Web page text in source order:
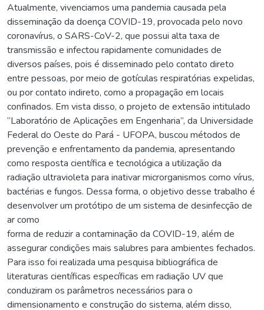
Atualmente, vivenciamos uma pandemia causada pela
disseminação da doença COVID-19, provocada pelo novo
coronavírus, o SARS-CoV-2, que possui alta taxa de
transmissão e infectou rapidamente comunidades de
diversos países, pois é disseminado pelo contato direto
entre pessoas, por meio de gotículas respiratórias expelidas,
ou por contato indireto, como a propagação em locais
confinados. Em vista disso, o projeto de extensão intitulado
“Laboratório de Aplicações em Engenharia”, da Universidade
Federal do Oeste do Pará - UFOPA, buscou métodos de
prevenção e enfrentamento da pandemia, apresentando
como resposta científica e tecnológica a utilização da
radiação ultravioleta para inativar microrganismos como vírus,
bactérias e fungos. Dessa forma, o objetivo desse trabalho é
desenvolver um protótipo de um sistema de desinfecção de
ar como
forma de reduzir a contaminação da COVID-19, além de
assegurar condições mais salubres para ambientes fechados.
Para isso foi realizada uma pesquisa bibliográfica de
literaturas científicas específicas em radiação UV que
conduziram os parâmetros necessários para o
dimensionamento e construção do sistema, além disso,